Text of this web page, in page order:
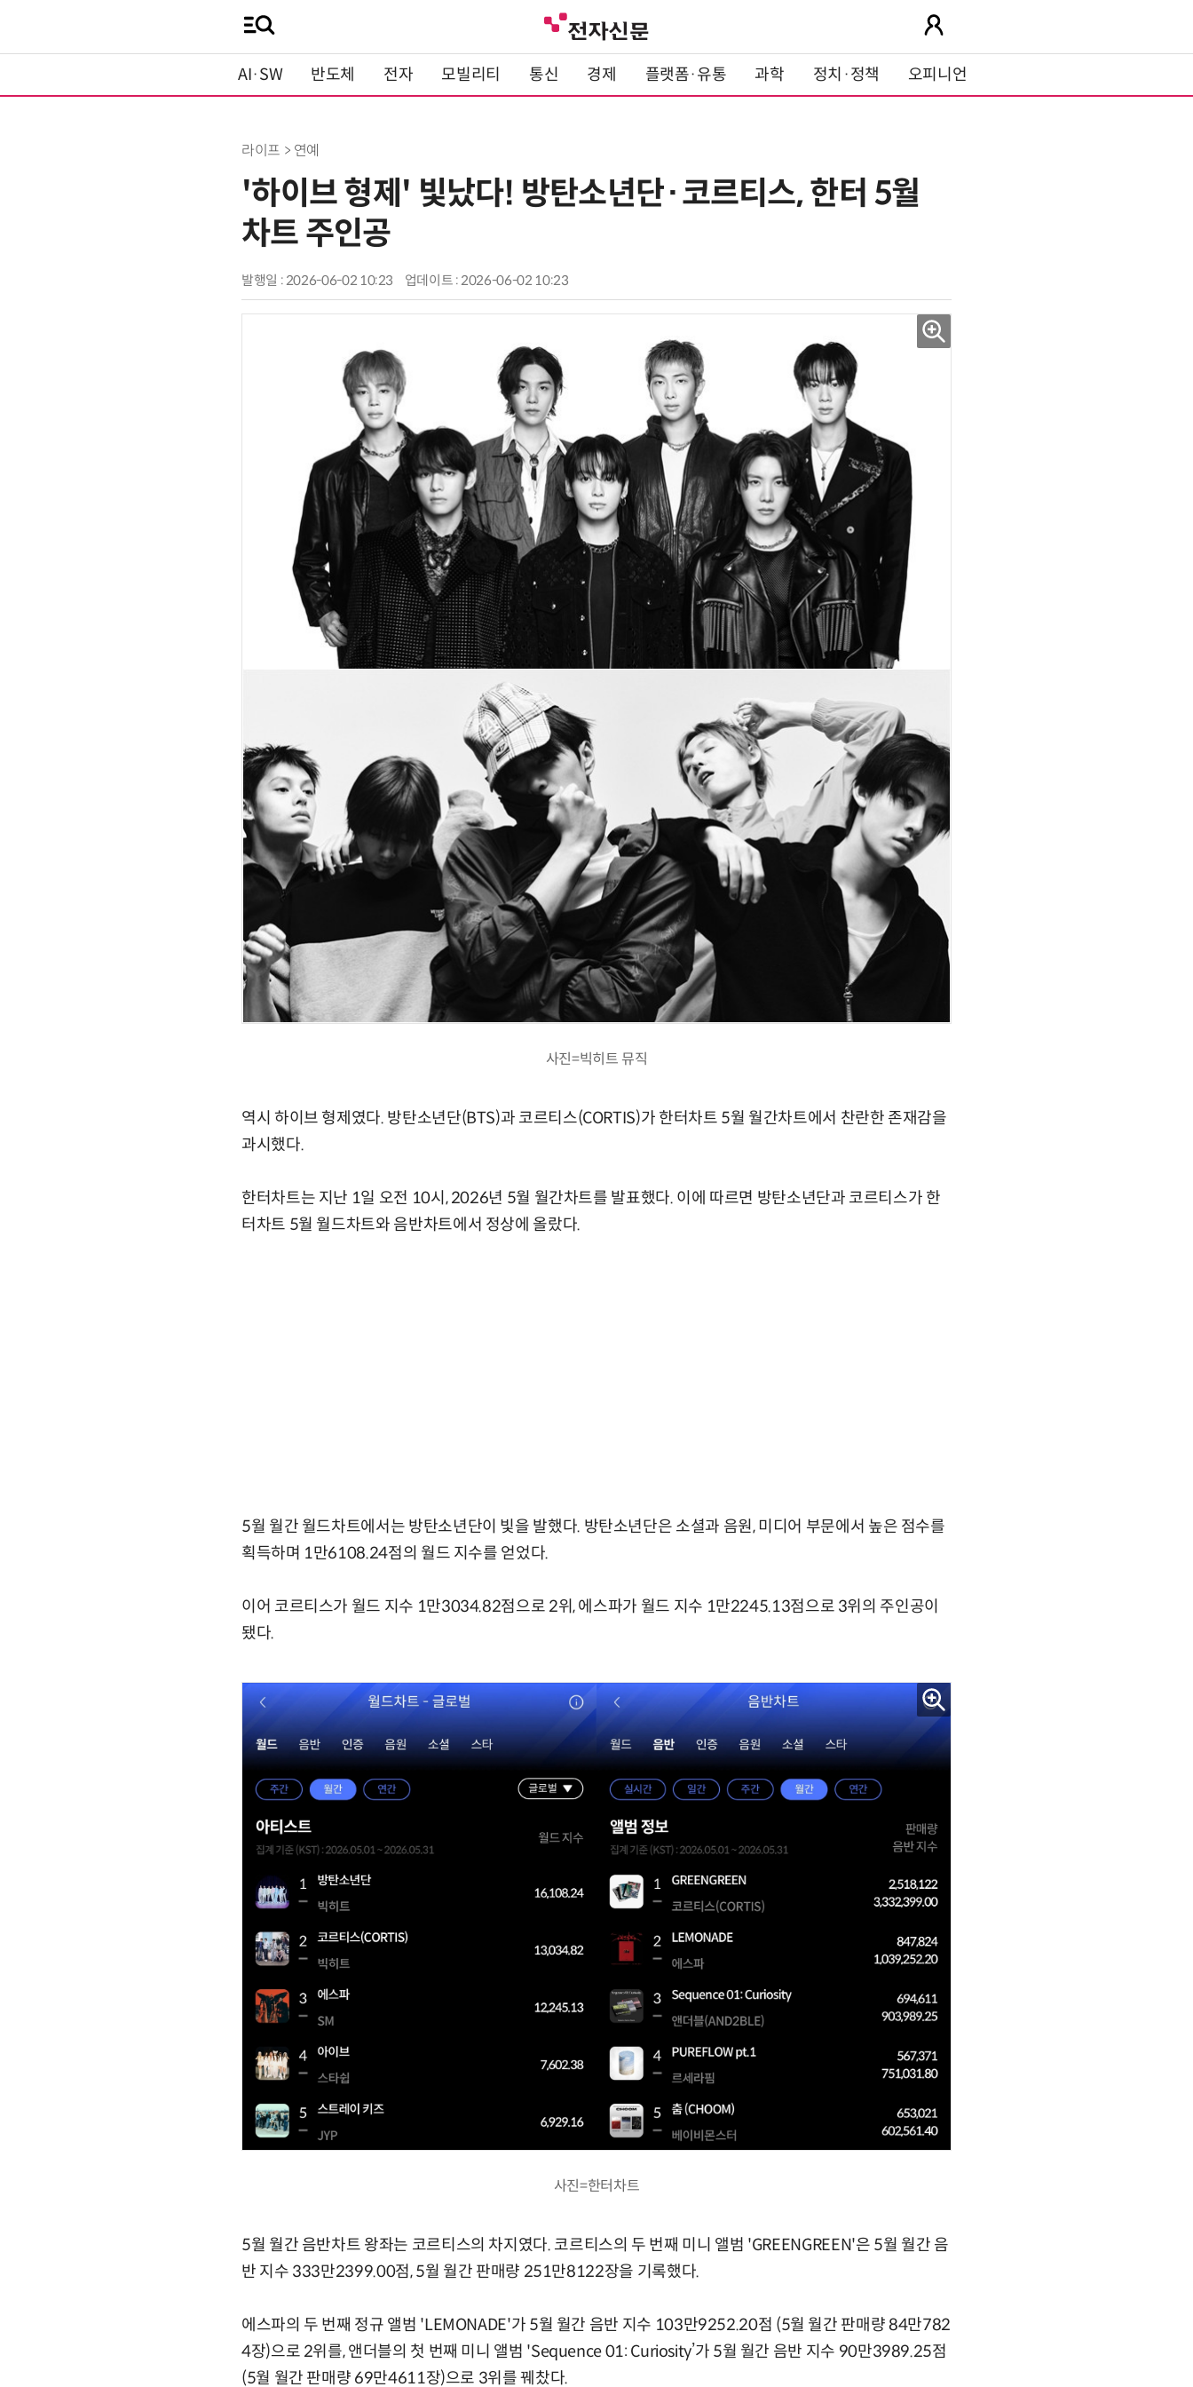
AI·SW 반도체 전자 모빌리티 통신 경제 플랫폼·유통 과학 정치·정책 오피니언
라이프 > 연예
'하이브 형제' 빛났다! 방탄소년단·코르티스, 한터 5월
차트 주인공
발행일 : 2026-06-02 10:23 업데이트 : 2026-06-02 10:23
사진=빅히트 뮤직
역시 하이브 형제였다. 방탄소년단(BTS)과 코르티스(CORTIS)가 한터차트 5월 월간차트에서 찬란한 존재감을
과시했다.
한터차트는 지난 1일 오전 10시, 2026년 5월 월간차트를 발표했다. 이에 따르면 방탄소년단과 코르티스가 한
터차트 5월 월드차트와 음반차트에서 정상에 올랐다.
5월 월간 월드차트에서는 방탄소년단이 빛을 발했다. 방탄소년단은 소셜과 음원, 미디어 부문에서 높은 점수를
획득하며 1만6108.24점의 월드 지수를 얻었다.
이어 코르티스가 월드 지수 1만3034.82점으로 2위, 에스파가 월드 지수 1만2245.13점으로 3위의 주인공이
됐다.
사진=한터차트
5월 월간 음반차트 왕좌는 코르티스의 차지였다. 코르티스의 두 번째 미니 앨범 'GREENGREEN'은 5월 월간 음
반 지수 333만2399.00점, 5월 월간 판매량 251만8122장을 기록했다.
에스파의 두 번째 정규 앨범 'LEMONADE'가 5월 월간 음반 지수 103만9252.20점 (5월 월간 판매량 84만782
4장)으로 2위를, 앤더블의 첫 번째 미니 앨범 'Sequence 01: Curiosity’가 5월 월간 음반 지수 90만3989.25점
(5월 월간 판매량 69만4611장)으로 3위를 꿰찼다.